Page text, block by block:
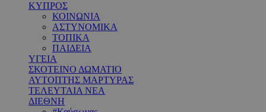
ΚΥΠΡΟΣ
ΚΟΙΝΩΝΙΑ
ΑΣΤΥΝΟΜΙΚΑ
ΤΟΠΙΚΑ
ΠΑΙΔΕΙΑ
ΥΓΕΙΑ
ΣΚΟΤΕΙΝΟ ΔΩΜΑΤΙΟ
ΑΥΤΟΠΤΗΣ ΜΑΡΤΥΡΑΣ
ΤΕΛΕΥΤΑΙΑ ΝΕΑ
ΔΙΕΘΝΗ